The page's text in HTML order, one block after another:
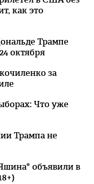
как это
Трампе
октября
за
Что уже
Трампа не
объявили в